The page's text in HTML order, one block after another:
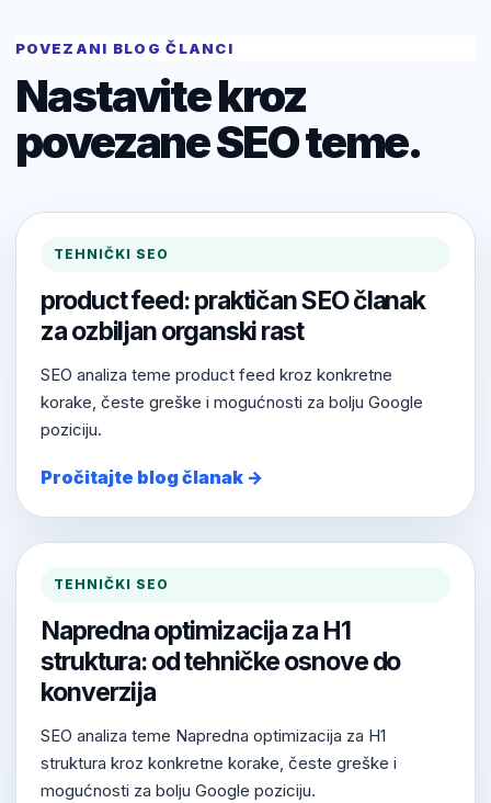
POVEZANI BLOG ČLANCI
Nastavite kroz
povezane SEO teme.
TEHNIČKI SEO
product feed: praktičan SEO članak
za ozbiljan organski rast
SEO analiza teme product feed kroz konkretne
korake, česte greške i mogućnosti za bolju Google
poziciju.
Pročitajte blog članak →
TEHNIČKI SEO
Napredna optimizacija za H1
struktura: od tehničke osnove do
konverzija
SEO analiza teme Napredna optimizacija za H1
struktura kroz konkretne korake, česte greške i
mogućnosti za bolju Google poziciju.